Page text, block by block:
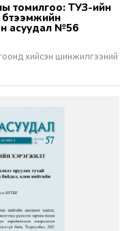
бүтээмжийн
асуудал №56
хийсэн шинжилгээний